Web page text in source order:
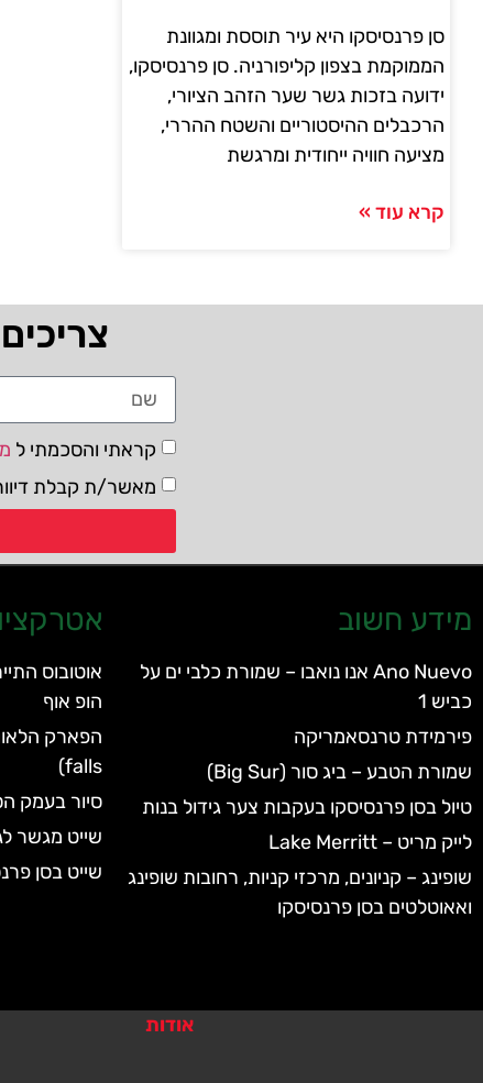
סן פרנסיסקו היא עיר תוססת ומגוונת
הממוקמת בצפון קליפורניה. סן פרנסיסקו,
ידועה בזכות גשר שער הזהב הציורי,
הרכבלים ההיסטוריים והשטח ההררי,
מציעה חוויה ייחודית ומרגשת
קרא עוד »
קראתי והסכמתי ל
מאשר/ת קבלת
מידע חשוב
Ano Nuevo אנו נואבו – שמורת כלבי ים על
כביש 1
פירמידת טרנסאמריקה
שמורת הטבע – ביג סור (Big Sur)
טיול בסן פרנסיסקו בעקבות צער גידול בנות
לייק מריט – Lake Merritt
שופינג – קניונים, מרכזי קניות, רחובות שופינג
ואאוטלטים בסן פרנסיסקו
אוטובוס
הופ אוף
falls)
סיור בעמק
שייט מגשר
שייט בסן
אודות